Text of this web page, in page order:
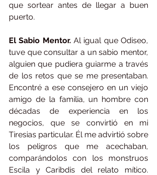
que sortear antes de llegar a buen
puerto.
El Sabio Mentor. Al igual que Odiseo,
tuve que consultar a un sabio mentor,
alguien que pudiera guiarme a través
de los retos que se me presentaban.
Encontré a ese consejero en un viejo
amigo de la familia, un hombre con
décadas de experiencia en los
negocios, que se convirtió en mi
Tiresias particular. Él me advirtió sobre
los peligros que me acechaban,
comparándolos con los monstruos
Escila y Caribdis del relato mítico.